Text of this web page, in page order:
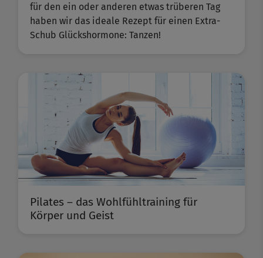
für den ein oder anderen etwas trüberen Tag
haben wir das ideale Rezept für einen Extra-
Schub Glückshormone: Tanzen!
Pilates – das Wohlfühltraining für
Körper und Geist